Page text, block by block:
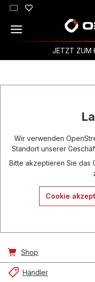
Zum Hauptinhalt
JETZT ZUM
Wir verwenden
Standort unserer
Bitte akzeptieren Sie das
Cookie
Shop
Händler